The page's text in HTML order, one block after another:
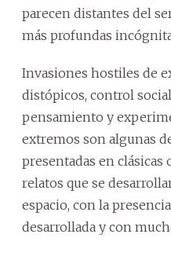
parecen distantes del
más profundas
Invasiones hostiles de
distópicos, control
pensamiento y
extremos son algunas
presentadas en clásicas
relatos que se
espacio, con la
desarrollada y con